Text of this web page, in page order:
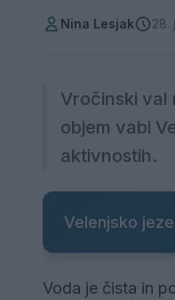
Nina Lesjak 28.
Vročinski val
objem vabi
aktivnostih.
Velenjsko
Voda je čista in